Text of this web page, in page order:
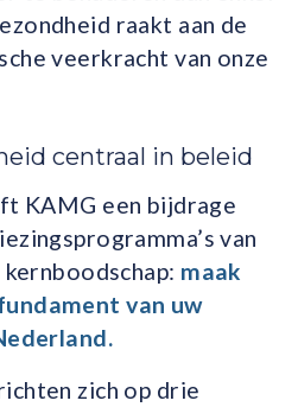
raakt aan de
veerkracht van onze
centraal in beleid
KAMG een bijdrage
van
maak
van uw
zich op drie